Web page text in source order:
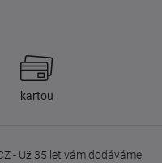
kartou
- Už 35 let vám dodáváme